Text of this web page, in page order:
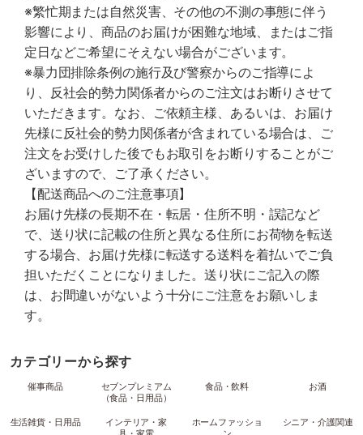
※繁忙期または自然災害、その他の不測の事態に伴う
影響により、商品のお届けが困難な地域、またはご指
定日などご希望にそえない場合がございます。
※暴力団排除条例の施行及び警察からのご指導によ
り、反社会的勢力関係者からのご注文はお断りさせて
いただきます。なお、ご依頼主様、あるいは、お届け
先様に反社会的勢力関係者が含まれている場合は、ご
注文をお受けした後でもお取引をお断りすることがご
ざいますので、ご了承ください。
【配送商品へのご注意事項】
お届け先様の長期不在・転居・住所不明・誤記など
で、送り状に記載の住所と異なる住所にお荷物を転送
する場合、お届け先様に転送する送料を着払いでご負
担いただくことになりました。送り状にご記入の際
は、お間違いがないよう十分にご注意をお願いしま
す。
カテゴリーから探す
催事商品
セブンプレミアム
（食品・日用品）
食品・飲料 お酒
生活雑貨・日用品
インテリア・家
ホームファッショ
シニア・介護関連